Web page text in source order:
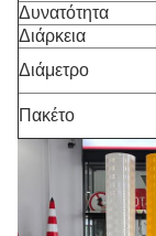
Δυνατότητα
Διάρκεια
Διάμετρο
Πακέτο